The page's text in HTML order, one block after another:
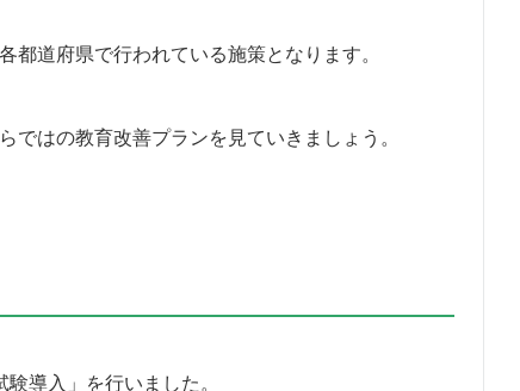
道府県で行われている施策となります。
はの教育改善プランを見ていきましょう。
導入」を行いました。